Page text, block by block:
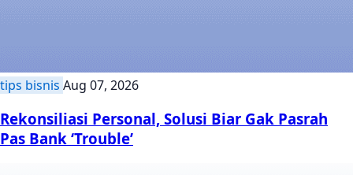
tips bisnis Aug 07, 2026
Rekonsiliasi Personal, Solusi Biar Gak Pasrah
Pas Bank ‘Trouble’